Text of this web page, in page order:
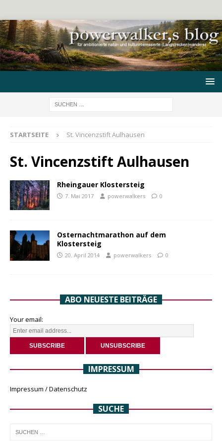
STARTSEITE St. Vincenzstift Aulhausen
St. Vincenzstift Aulhausen
Rheingauer Klostersteig
7. Mai 2017 powerwalkers 0
Osternachtmarathon auf dem
Klostersteig
20. April 2014 powerwalkers 0
ABO NEUESTE BEITRÄGE
Your email:
IMPRESSUM
Impressum / Datenschutz
SUCHE